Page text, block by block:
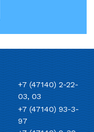
+7 (47140) 2-22-
03, 03
+7 (47140) 93-3-
97